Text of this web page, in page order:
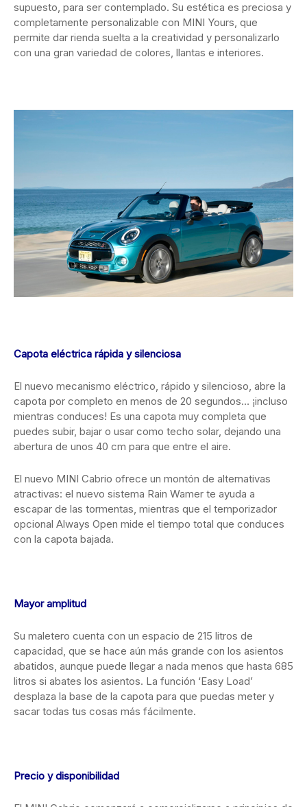
supuesto, para ser contemplado. Su estética es preciosa y
completamente personalizable con MINI Yours, que
permite dar rienda suelta a la creatividad y personalizarlo
con una gran variedad de colores, llantas e interiores.
Capota eléctrica rápida y silenciosa
El nuevo mecanismo eléctrico, rápido y silencioso, abre la
capota por completo en menos de 20 segundos… ¡incluso
mientras conduces! Es una capota muy completa que
puedes subir, bajar o usar como techo solar, dejando una
abertura de unos 40 cm para que entre el aire.
El nuevo MINI Cabrio ofrece un montón de alternativas
atractivas: el nuevo sistema Rain Wamer te ayuda a
escapar de las tormentas, mientras que el temporizador
opcional Always Open mide el tiempo total que conduces
con la capota bajada.
Mayor amplitud
Su maletero cuenta con un espacio de 215 litros de
capacidad, que se hace aún más grande con los asientos
abatidos, aunque puede llegar a nada menos que hasta 685
litros si abates los asientos. La función ‘Easy Load’
desplaza la base de la capota para que puedas meter y
sacar todas tus cosas más fácilmente.
Precio y disponibilidad